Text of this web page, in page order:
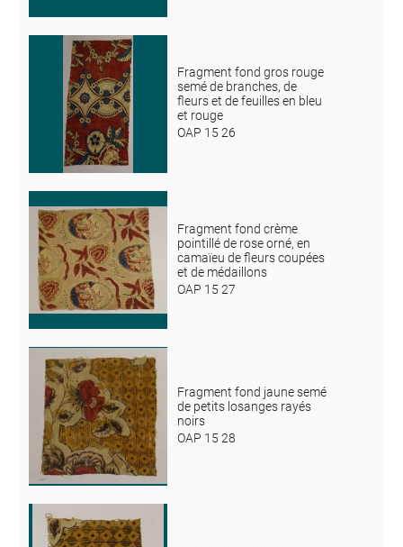
Fragment fond gros rouge
semé de branches, de
fleurs et de feuilles en bleu
et rouge
OAP 15 26
Fragment fond crème
pointillé de rose orné, en
camaïeu de fleurs coupées
et de médaillons
OAP 15 27
Fragment fond jaune semé
de petits losanges rayés
noirs
OAP 15 28